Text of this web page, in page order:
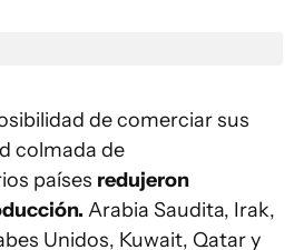
de comerciar sus
colmada de
países redujeron
Arabia Saudita, Irak,
Unidos, Kuwait, Qatar y